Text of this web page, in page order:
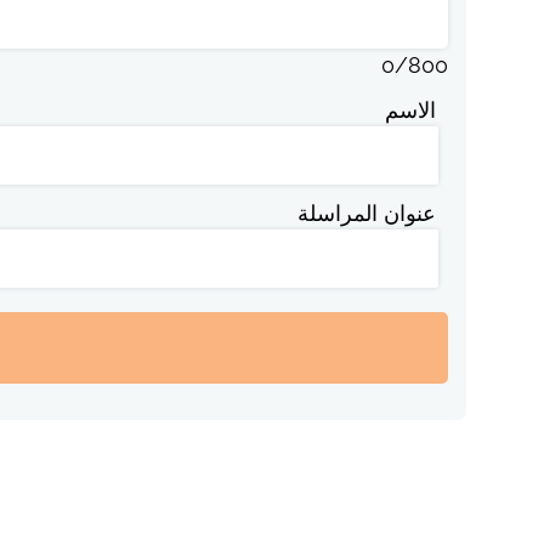
0/800
الاسم
عنوان المراسلة